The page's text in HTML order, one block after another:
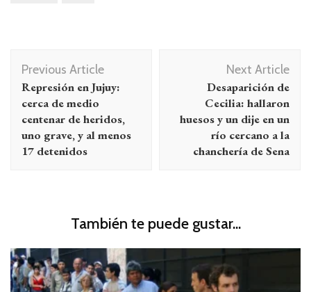
Navegación
de
entradas
Previous Article
Represión en Jujuy:
cerca de medio
centenar de heridos,
uno grave, y al menos
17 detenidos
Next Article
Desaparición de
Cecilia: hallaron
huesos y un dije en un
río cercano a la
chanchería de Sena
También te puede gustar...